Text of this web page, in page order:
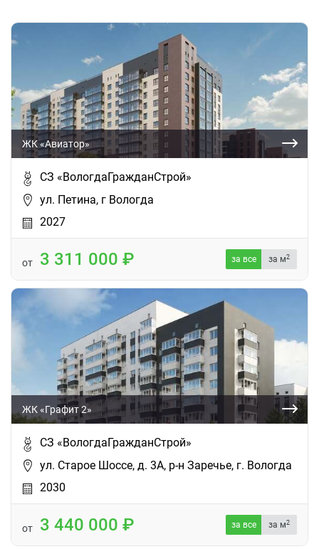
ЖК «Авиатор»
СЗ «ВологдаГражданСтрой»
ул. Петина, г Вологда
2027
от 3 311 000 за все за м2
ЖК «Графит 2»
СЗ «ВологдаГражданСтрой»
ул. Старое Шоссе, д. 3А, р-н Заречье, г. Вологда
2030
от 3 440 000 за все за м2